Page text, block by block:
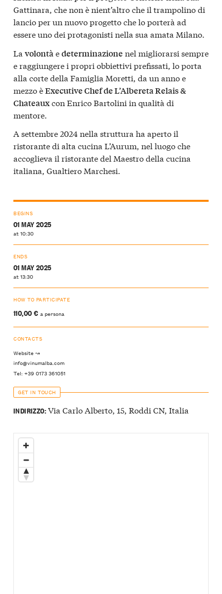
Gattinara, che non è nient’altro che il trampolino di
lancio per un nuovo progetto che lo porterà ad
essere uno dei protagonisti nella sua amata Milano.
La volontàedeterminazione nel migliorarsi sempre
e raggiungere i propri obbiettivi prefissati, lo porta
alla corte della Famiglia Moretti, da un anno e
mezzo èExecutive Chef de L’Albereta Relais &
Chateauxcon Enrico Bartolini in qualità di
mentore.
A settembre 2024 nella struttura ha aperto il
ristorante di alta cucina L’Aurum, nel luogo che
accoglieva il ristorante del Maestro della cucina
italiana, Gualtiero Marchesi.
BEGINS
01 MAY 2025
at 10:30
ENDS
01 MAY 2025
at 13:30
HOW TO PARTICIPATE
110,00 € a persona
CONTACTS
Website ↝
info@vinumalba.com
Tel: +39 0173 361051
GET IN TOUCH
INDIRIZZO:Via Carlo Alberto, 15, Roddi CN, Italia